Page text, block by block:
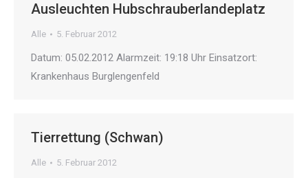
Ausleuchten Hubschrauberlandeplatz
Alle 5. Februar 2012
Datum: 05.02.2012 Alarmzeit: 19:18 Uhr Einsatzort:
Krankenhaus Burglengenfeld
Tierrettung (Schwan)
Alle 5. Februar 2012